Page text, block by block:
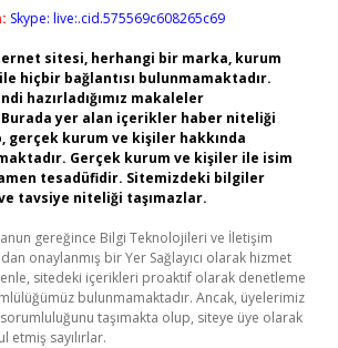
Skype: live:.cid.575569c608265c69
sitesi, herhangi bir marka, kurum
hiçbir bağlantısı bulunmamaktadır.
hazırladığımız makaleler
Burada yer alan içerikler haber niteliği
gerçek kurum ve kişiler hakkında
Gerçek kurum ve kişiler ile isim
tesadüfidir. Sitemizdeki bilgiler
tavsiye niteliği taşımazlar.
gereğince Bilgi Teknolojileri ve İletişim
onaylanmış bir Yer Sağlayıcı olarak hizmet
sitedeki içerikleri proaktif olarak denetleme
bulunmamaktadır. Ancak, üyelerimiz
taşımakta olup, siteye üye olarak
etmiş sayılırlar.